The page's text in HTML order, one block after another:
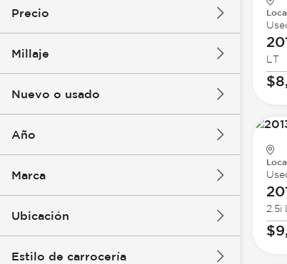
Precio
Millaje
Nuevo o usado
Año
Marca
Ubicación
Estilo de carrocería
LT
2.5i